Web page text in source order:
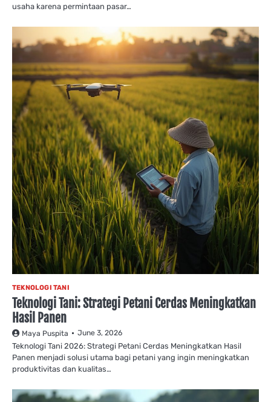
usaha karena permintaan pasar…
TEKNOLOGI TANI
Teknologi Tani: Strategi Petani Cerdas Meningkatkan
Hasil Panen
Maya Puspita June 3, 2026
Teknologi Tani 2026: Strategi Petani Cerdas Meningkatkan Hasil
Panen menjadi solusi utama bagi petani yang ingin meningkatkan
produktivitas dan kualitas…